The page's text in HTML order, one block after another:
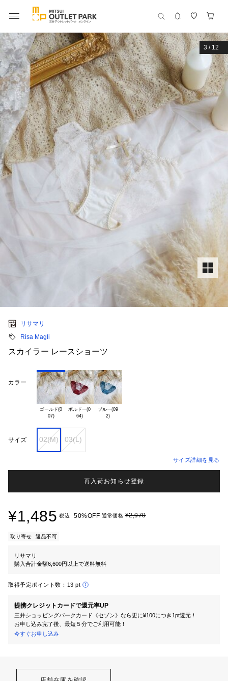
3 / 12
リサマリ
Risa Magli
スカイラー レースショーツ
カラー
ゴールド(0
07)
ボルドー(0
64)
ブルー(09
サイズ 02(M) 03(L)
サイズ詳細を見る
再入荷お知らせ登録
¥1,485 税込 50%OFF 通常価格¥2,970
取り寄せ 返品不可
リサマリ
購入合計金額6,600円以上で送料無料
取得予定ポイント数： 13 pt
提携クレジットカードで還元率UP
三井ショッピングパークカード《セゾン》なら更に¥100につき1pt還元！
お申し込み完了後、最短５分でご利用可能！
今すぐお申し込み